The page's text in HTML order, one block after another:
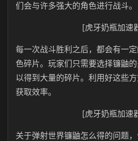
们会与许多强大的角色进行战斗。
[虎牙奶瓶加速
每一次战斗胜利之后，都会有一
色碎片。玩家们只需要选择镰鼬
以得到大量的碎片。利用好这些
获取效率。
[虎牙奶瓶加速
关于弹射世界镰鼬怎么得的问题